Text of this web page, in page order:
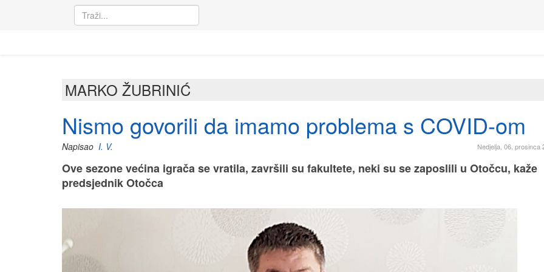
MARKO ŽUBRINIĆ
Nismo govorili da imamo problema s COVID-om
Nedjelja, 06. prosinca
Napisao I. V.
Ove sezone većina igrača se vratila, završili su fakultete, neki su se zaposlili u Otočcu, kaže
predsjednik Otočca